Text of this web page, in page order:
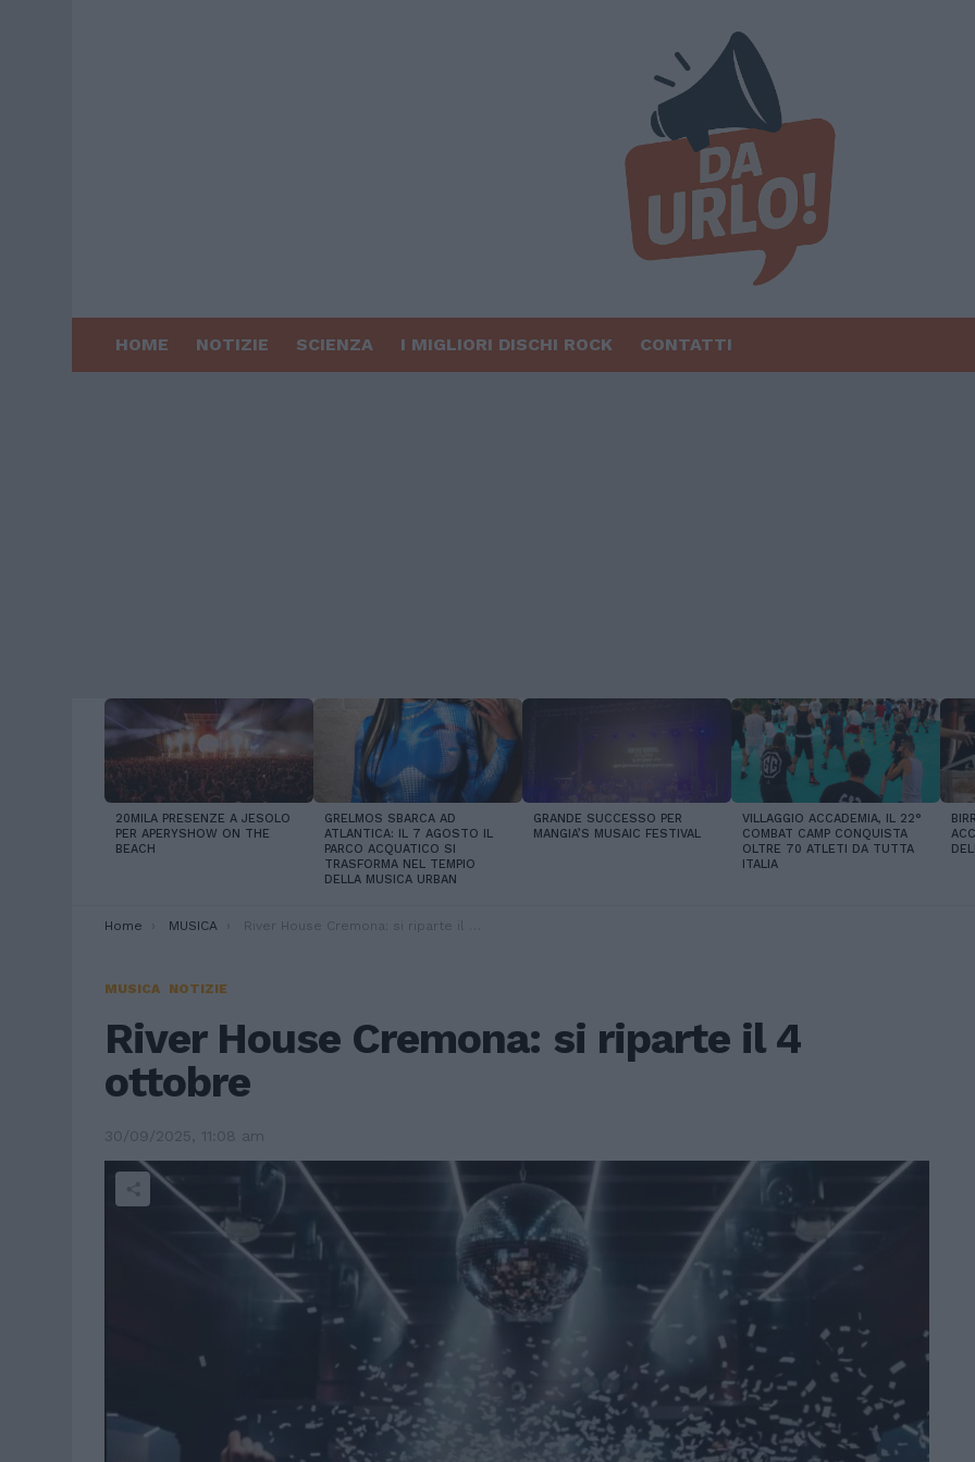
HOME NOTIZIE SCIENZA I MIGLIORI DISCHI ROCK CONTATTI
LATEST
STORIES
20MILA PRESENZE A JESOLO
PER APERYSHOW ON THE
BEACH
GRELMOS SBARCA AD
ATLANTICA: IL 7 AGOSTO IL
PARCO ACQUATICO SI
TRASFORMA NEL TEMPIO
DELLA MUSICA URBAN
GRANDE SUCCESSO PER
MANGIA’S MUSAIC FESTIVAL
VILLAGGIO ACCADEMIA, IL 22°
COMBAT CAMP CONQUISTA
OLTRE 70 ATLETI DA TUTTA
ITALIA
You are here:
Home MUSICA River House Cremona: si riparte il 4 ottobre
MUSICA NOTIZIE
River House Cremona: si riparte il 4
ottobre
30/09/2025, 11:08 am